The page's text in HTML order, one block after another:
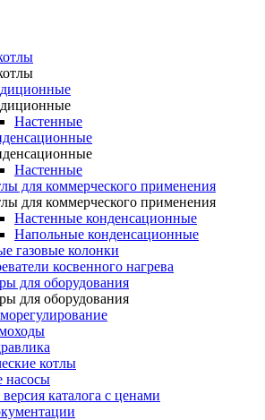
Настенные
Настенные
для коммерческого применения
для коммерческого применения
Настенные конденсационные
Напольные конденсационные
газовые колонки
косвенного нагрева
для оборудования
для оборудования
котлы
насосы
каталога с ценами